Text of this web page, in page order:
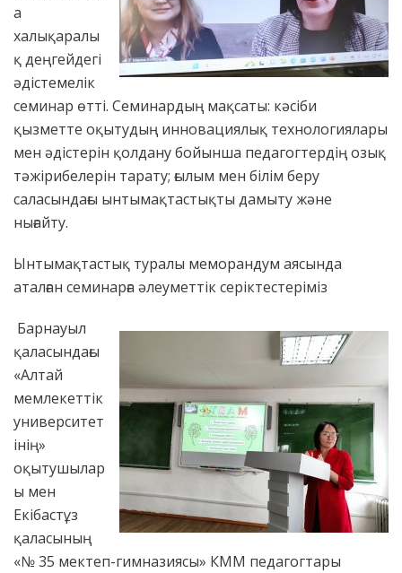
а
халықаралы
қ деңгейдегі
әдістемелік
семинар өтті. Семинардың мақсаты: кәсіби
қызметте оқытудың инновациялық технологиялары
мен әдістерін қолдану бойынша педагогтердің озық
тәжірибелерін тарату; ғылым мен білім беру
саласындағы ынтымақтастықты дамыту және
нығайту.
Ынтымақтастық туралы меморандум аясында
аталған семинарға әлеуметтік серіктестеріміз
Барнауыл
қаласындағы
«Алтай
мемлекеттік
университет
інің»
оқытушылар
ы мен
Екібастұз
қаласының
«№ 35 мектеп-гимназиясы» КММ педагогтары